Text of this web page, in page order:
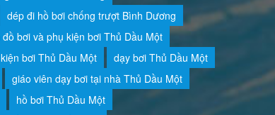
dép đi hồ bơi chống trượt Bình Dương
đồ bơi và phụ kiện bơi Thủ Dầu Một
bơi Thủ Dầu Một
dạy bơi Thủ Dầu Một
giáo viên dạy bơi tại nhà Thủ Dầu Một
hồ bơi Thủ Dầu Một